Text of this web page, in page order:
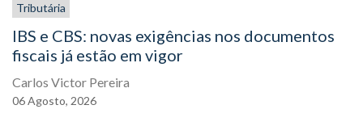
Tributária
IBS e CBS: novas exigências nos documentos
fiscais já estão em vigor
Carlos Victor Pereira
06Agosto, 2026